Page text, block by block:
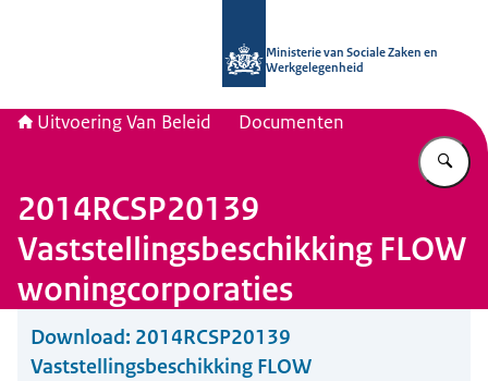
Ministerie van Sociale Zaken en
Werkgelegenheid
Uitvoering Van Beleid Documenten
2014RCSP20139
Vaststellingsbeschikking FLOW
woningcorporaties
Download: 2014RCSP20139
Vaststellingsbeschikking FLOW